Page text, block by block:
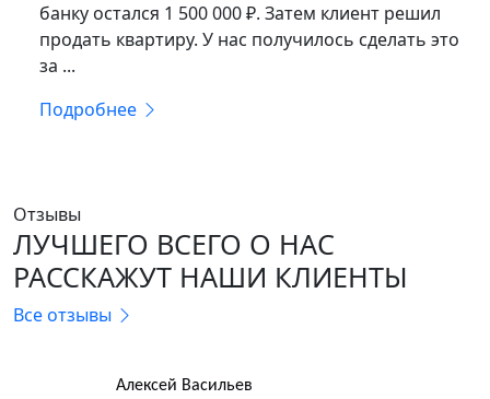
банку остался 1 500 000 ₽. Затем клиент решил
продать квартиру. У нас получилось сделать это
за ...
Подробнее
Отзывы
ЛУЧШЕГО ВСЕГО О НАС
РАССКАЖУТ НАШИ КЛИЕНТЫ
Все отзывы
Алексей Васильев